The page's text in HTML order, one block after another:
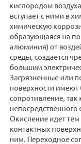
кислородом
вступает с ними в
химическую
образующаяся на
алюминия) от
среды, создается
большим
Загрязненные или
поверхности
сопротивление, так
Окисление идет
контактных
ним. Переходное